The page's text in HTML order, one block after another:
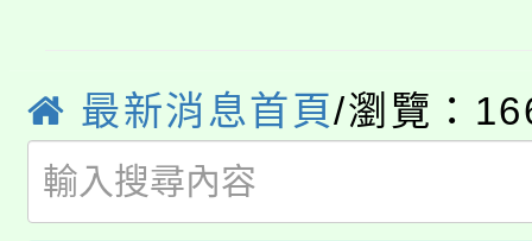
局官網。
8月14至27日，桃園電
開!
115年桃園市運動會8/
田徑場及游泳池舉行。
桃園市低收入戶享有免
最新消息首頁/瀏覽：